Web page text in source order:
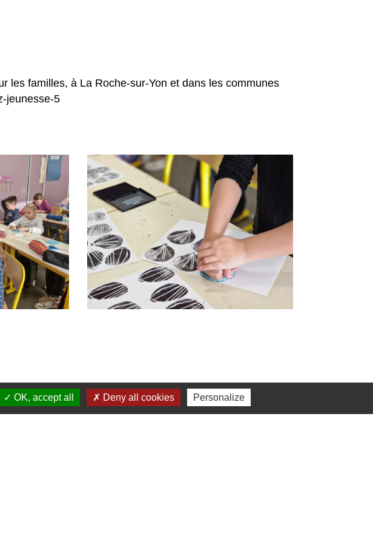
les familles, à La Roche-sur-Yon et dans les communes
jeunesse-5
OK, accept all Deny all cookies Personalize